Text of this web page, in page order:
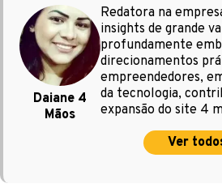
Daiane 4
Mãos
Redatora na
insights de grande
profundamente
direcionamentos
empreendedores,
da tecnologia,
expansão do site 4
Ver